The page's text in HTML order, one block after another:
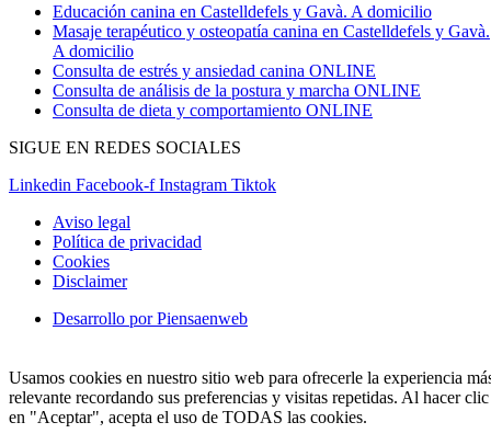
Educación canina en Castelldefels y Gavà. A domicilio
Masaje terapéutico y osteopatía canina en Castelldefels y Gavà.
A domicilio
Consulta de estrés y ansiedad canina ONLINE
Consulta de análisis de la postura y marcha ONLINE
Consulta de dieta y comportamiento ONLINE
SIGUE EN REDES SOCIALES
Linkedin Facebook-f Instagram Tiktok
Aviso legal
Política de privacidad
Cookies
Disclaimer
Desarrollo por Piensaenweb
Usamos cookies en nuestro sitio web para ofrecerle la experiencia
relevante recordando sus preferencias y visitas repetidas. Al hacer clic
en "Aceptar", acepta el uso de TODAS las cookies.